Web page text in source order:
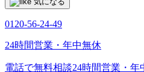
0120-56-24-49
24時間営業・年中無休
電話で無料相談24時間営業・年